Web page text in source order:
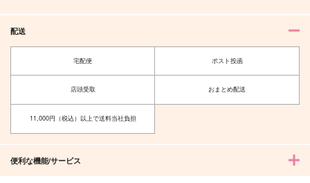
君のコトを教えてよ
カサンカスイソスイ
1,887円（税込）
クラウド×スコール
サンプル
作品詳細
472円（税込）
セフィロス×クラウド
サンプル
配送
宅配便 ポスト投函
店頭受取 おまとめ配送
11,000円（税込）以上で送料当社負担
便利な機能/サービス